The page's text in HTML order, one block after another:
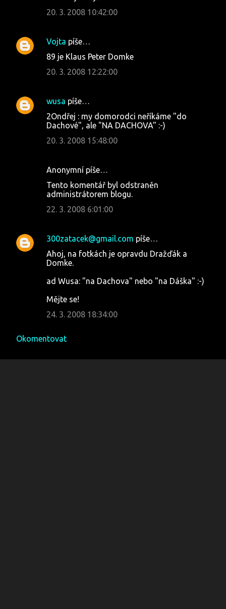
20. 3. 2008 10:42:00
Vojta píše…
89 je Klaus Peter Domke
20. 3. 2008 12:22:00
wusa píše…
2Ondřej : my domorodci neříkáme "do
Dachové", ale "NA DACHOVA" :-)
20. 3. 2008 15:48:00
Anonymní píše…
Tento komentář byl odstraněn
administrátorem blogu.
22. 3. 2008 6:01:00
300zatacek@gmail.com píše…
Ahoj, na fotkách je opravdu Dražďák a
Domke.
ad Wusa: "na Dachova" nebo "na Dáška" :-)
Mějte se!
24. 3. 2008 18:34:00
Okomentovat